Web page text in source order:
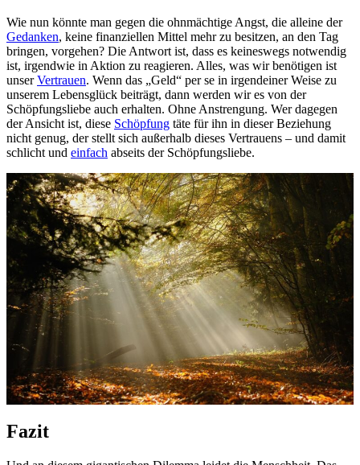
Wie nun könnte man gegen die ohnmächtige Angst, die alleine der
Gedanken, keine finanziellen Mittel mehr zu besitzen, an den Tag
bringen, vorgehen? Die Antwort ist, dass es keineswegs notwendig
ist, irgendwie in Aktion zu reagieren. Alles, was wir benötigen ist
unserVertrauen. Wenn das „Geld“ per se in irgendeiner Weise zu
unserem Lebensglück beiträgt, dann werden wir es von der
Schöpfungsliebe auch erhalten. Ohne Anstrengung. Wer dagegen
der Ansicht ist, diese Schöpfung täte für ihn in dieser Beziehung
nicht genug, der stellt sich außerhalb dieses Vertrauens – und damit
schlicht und einfach abseits der Schöpfungsliebe.
Fazit